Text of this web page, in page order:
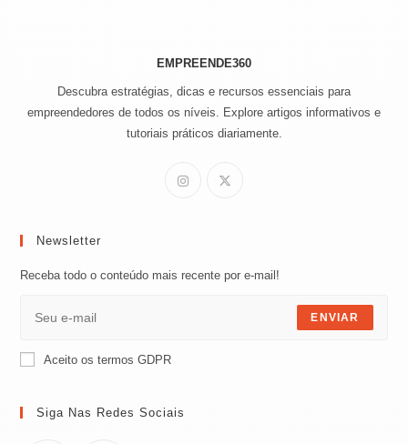
EMPREENDE360
Descubra estratégias, dicas e recursos essenciais para
empreendedores de todos os níveis. Explore artigos informativos e
tutoriais práticos diariamente.
Newsletter
Receba todo o conteúdo mais recente por e-mail!
ENVIAR
Aceito os termos GDPR
Siga Nas Redes Sociais